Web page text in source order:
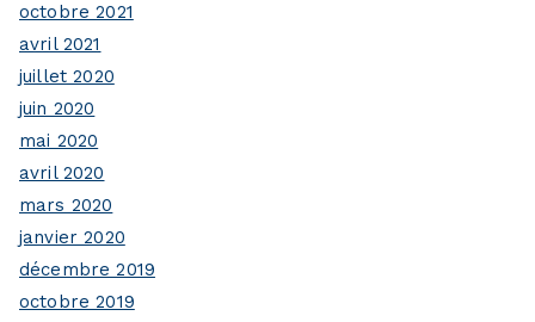
octobre 2021
avril 2021
juillet 2020
juin 2020
mai 2020
avril 2020
mars 2020
janvier 2020
décembre 2019
octobre 2019